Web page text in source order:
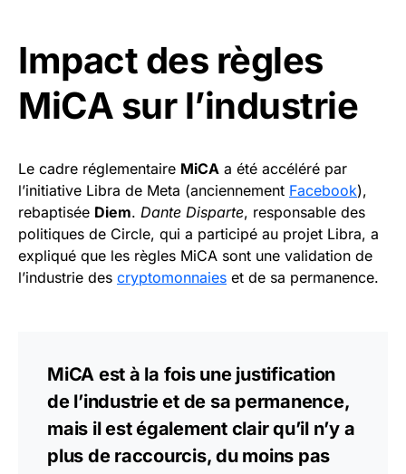
Impact des règles
MiCA sur l’industrie
Le cadre réglementaire MiCA a été accéléré par
l’initiative Libra de Meta (anciennement Facebook),
rebaptisée Diem. Dante Disparte, responsable des
politiques de Circle, qui a participé au projet Libra, a
expliqué que les règles MiCA sont une validation de
l’industrie des cryptomonnaies et de sa permanence.
MiCA est à la fois une justification
de l’industrie et de sa permanence,
mais il est également clair qu’il n’y a
plus de raccourcis, du moins pas